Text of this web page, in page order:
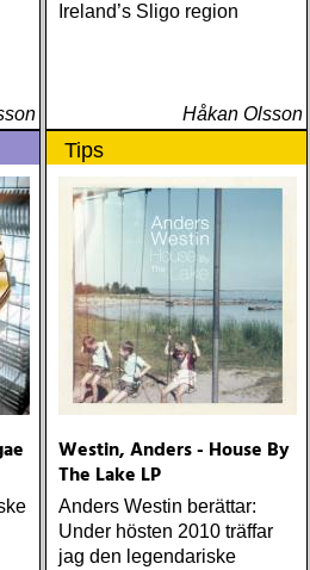
Ireland’s Sligo region
Håkan Olsson
Tips
Westin, Anders - House By
The Lake LP
Anders Westin berättar:
Under hösten 2010 träffar
jag den legendariske